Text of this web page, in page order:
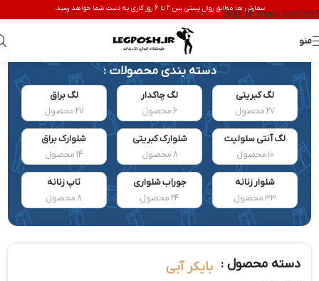
Skip to main contentسفارش ها مطابق روال پستی بین 2 تا 6 روز کاری به دست شما خواهد رسید.
منو
دسته بندی محصولات :
لگ کبریتی
27 محصول
لگ چاکدار
6 محصول
لگ براق
27 محصول
لگ آنتی سلولیت
10 محصول
شلوارک کبریتی
8 محصول
شلوارک براق
14 محصول
شلوار زنانه
33 محصول
جوراب شلواری
24 محصول
تاپ زنانه
8 محصول
دسته محصول : بایکر آبی